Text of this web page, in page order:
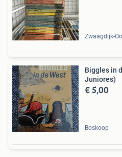
Zwaagdijk-
Biggles in
Juniores)
€ 5,00
Boskoop